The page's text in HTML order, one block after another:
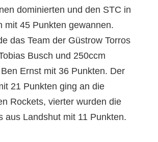
dominierten und den STC in
mit 45 Punkten gewannen.
das Team der Güstrow Torros
Busch und 250ccm
Ernst mit 36 Punkten. Der
21 Punkten ging an die
Rockets, vierter wurden die
aus Landshut mit 11 Punkten.